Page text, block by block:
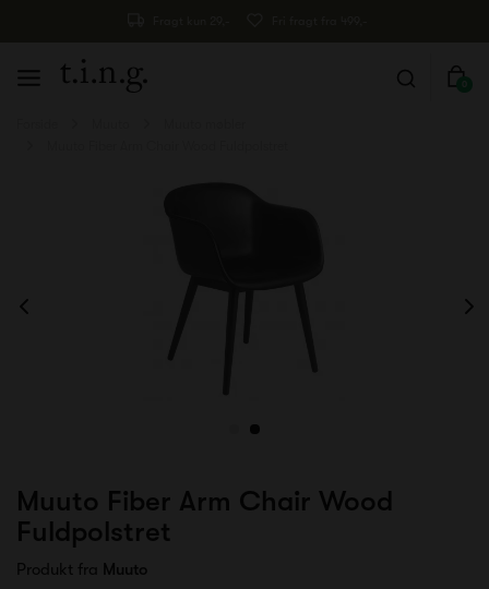
0
Muuto Fiber Arm Chair Wood
Fuldpolstret
Produkt fra Muuto